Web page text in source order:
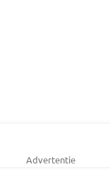
Advertentie